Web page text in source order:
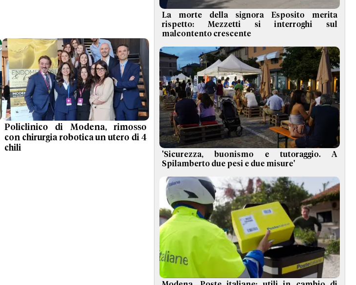
Policlinico di Modena, rimosso
con chirurgia robotica un utero di 4
chili
La morte della signora Esposito merita
rispetto: Mezzetti si interroghi sul
malcontento crescente
'Sicurezza, buonismo e tutoraggio. A
Spilamberto due pesi e due misure'